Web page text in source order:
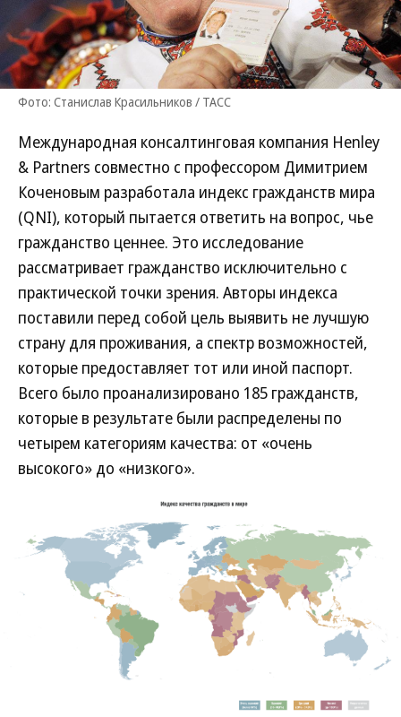
Фото: Станислав Красильников / ТАСС
Международная консалтинговая компания Henley
& Partners совместно с профессором Димитрием
Коченовым разработала индекс гражданств мира
(QNI), который пытается ответить на вопрос, чье
гражданство ценнее. Это исследование
рассматривает гражданство исключительно с
практической точки зрения. Авторы индекса
поставили перед собой цель выявить не лучшую
страну для проживания, а спектр возможностей,
которые предоставляет тот или иной паспорт.
Всего было проанализировано 185 гражданств,
которые в результате были распределены по
четырем категориям качества: от «очень
высокого» до «низкого».